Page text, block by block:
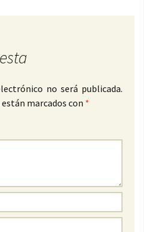
no será publicada.
marcados con *